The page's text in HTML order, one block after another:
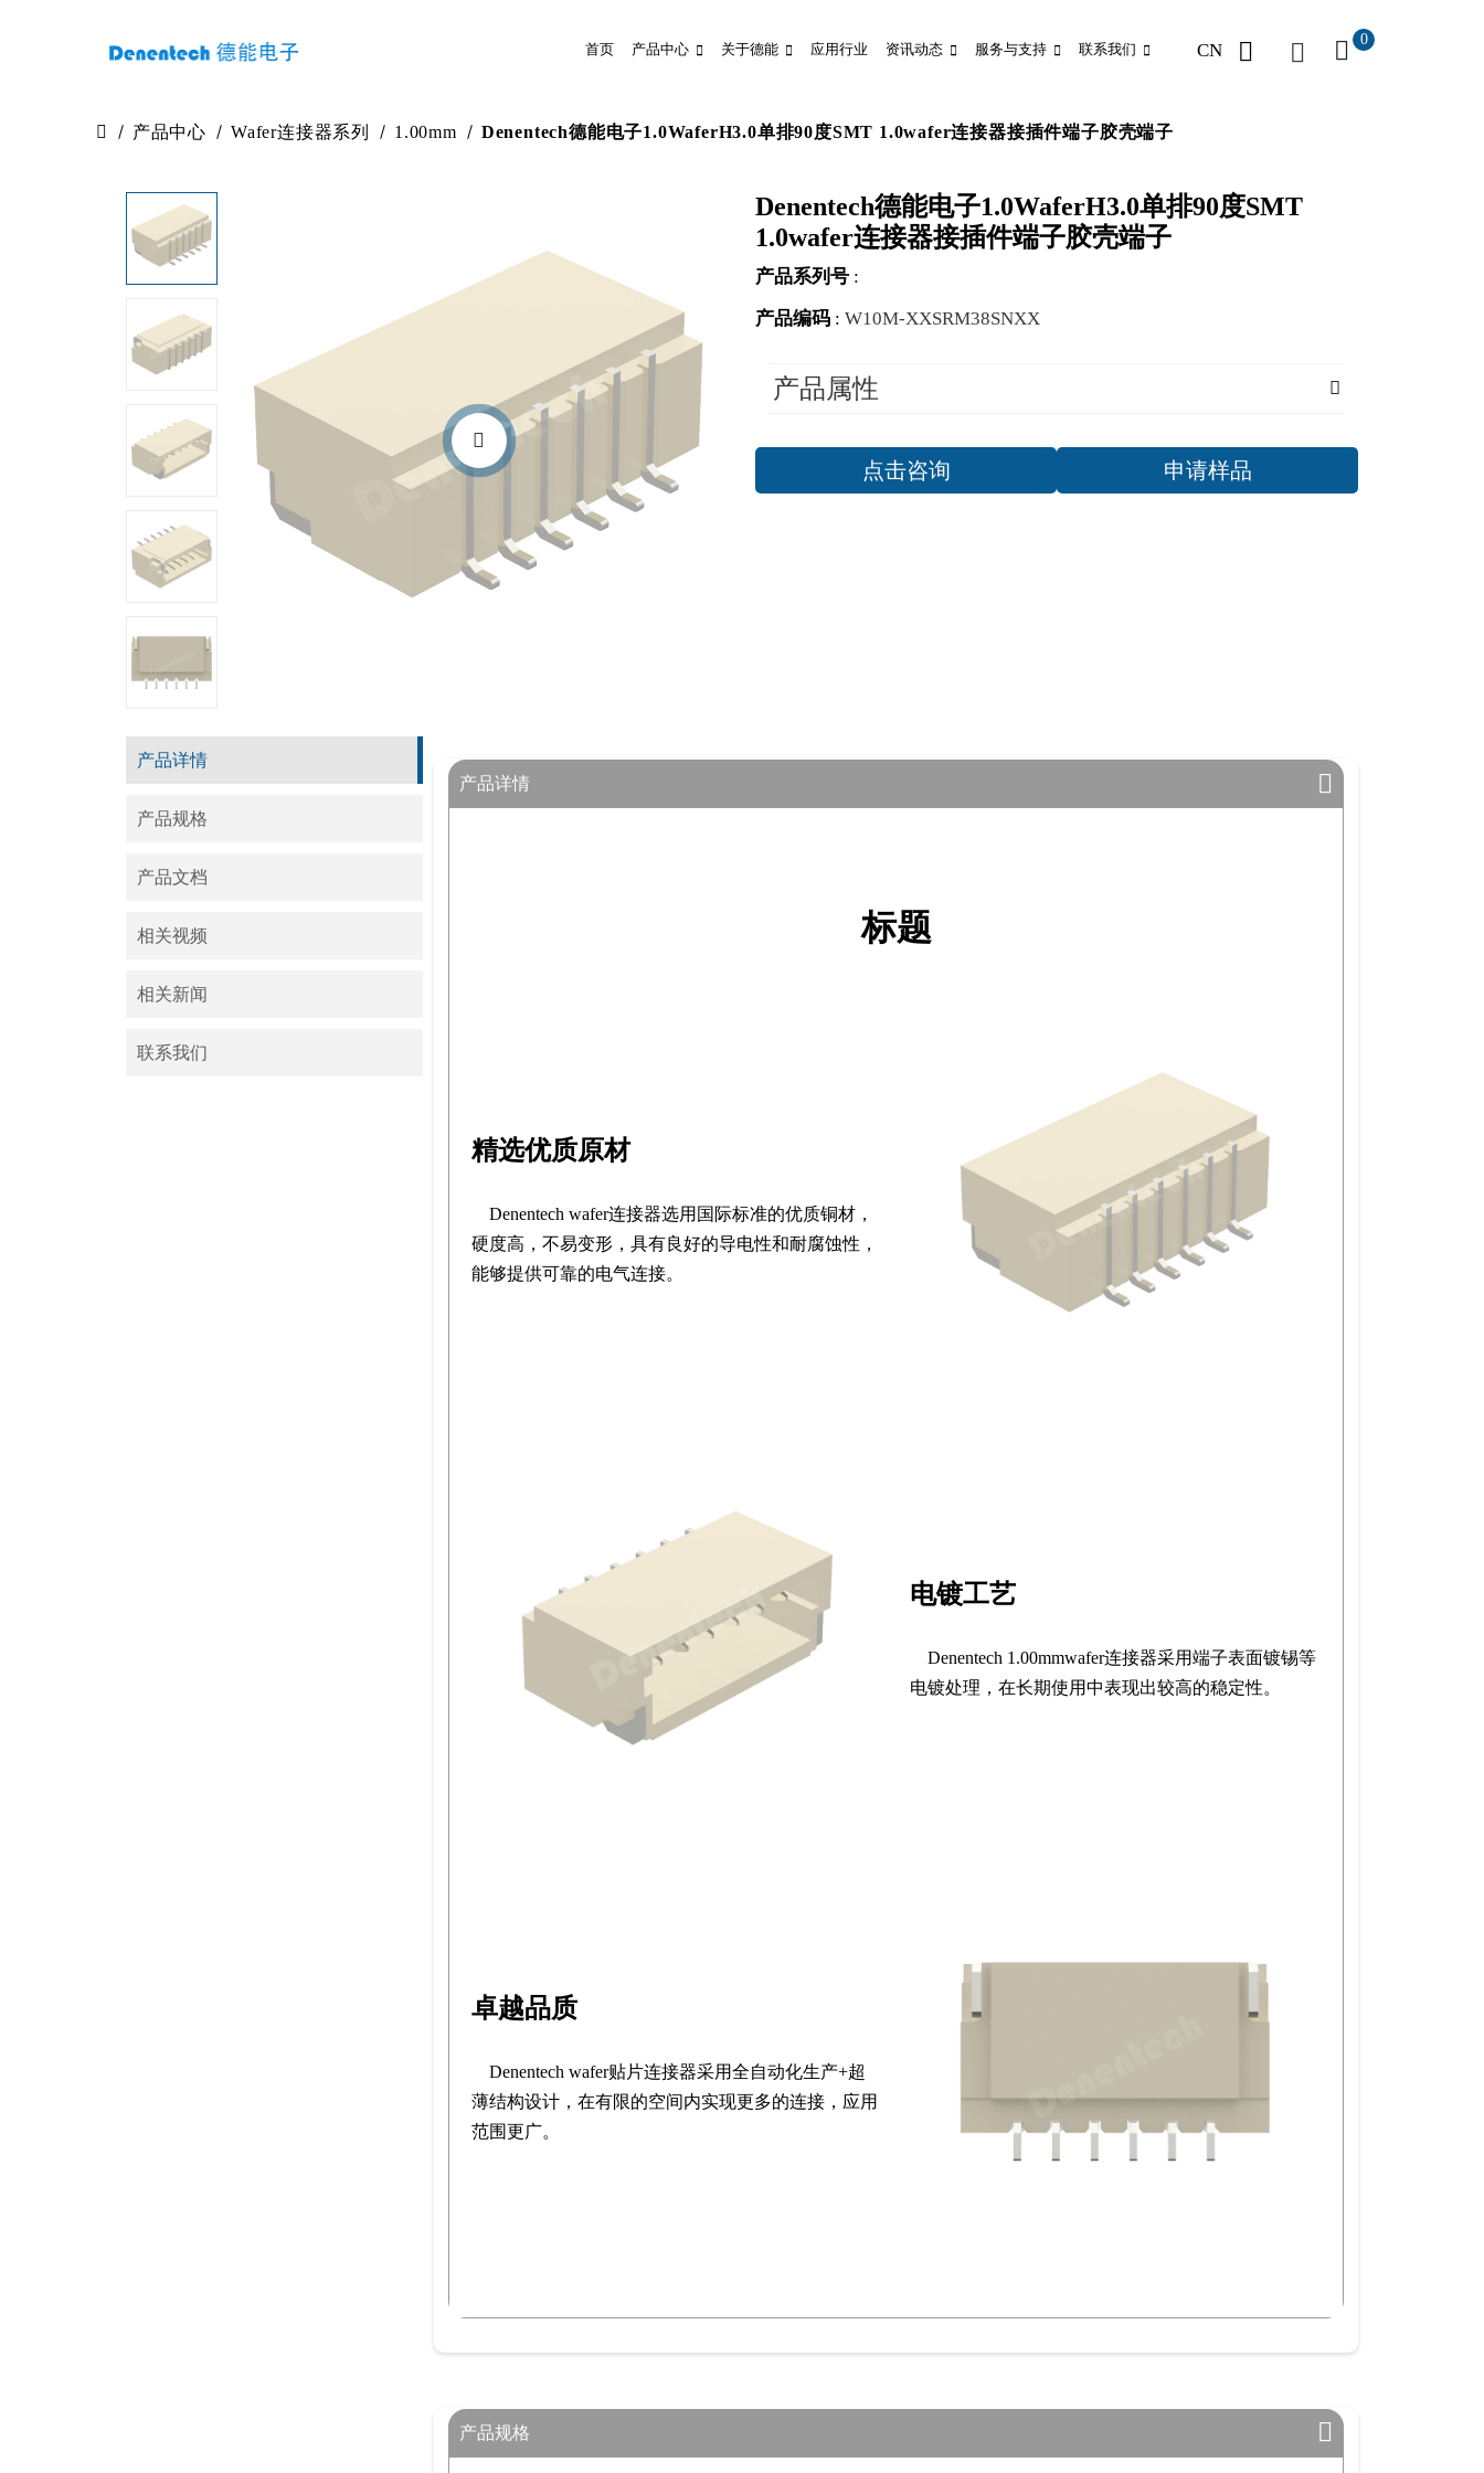
首页 产品中心 关于德能 应用行业 资讯动态 服务与支持 联系我们 CN
0
产品中心 Wafer连接器系列 1.00mm Denentech德能电子1.0WaferH3.0单排90度SMT 1.0wafer连接器接插件端子胶壳端子
Denentech德能电子1.0WaferH3.0单排90度SMT
1.0wafer连接器接插件端子胶壳端子
产品系列号 :
产品编码 : W10M-XXSRM38SNXX
产品属性
点击咨询 申请样品
产品详情
产品规格
产品文档
相关视频
相关新闻
联系我们
产品详情
标题
精选优质原材
Denentech wafer连接器选用国际标准的优质铜材，
硬度高，不易变形，具有良好的导电性和耐腐蚀性，
能够提供可靠的电气连接。
电镀工艺
Denentech 1.00mmwafer连接器采用端子表面镀锡等
电镀处理，在长期使用中表现出较高的稳定性。
卓越品质
Denentech wafer贴片连接器采用全自动化生产+超
薄结构设计，在有限的空间内实现更多的连接，应用
范围更广。
产品规格